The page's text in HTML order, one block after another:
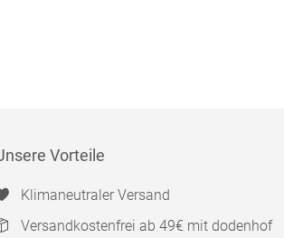
Vorteile
Klimaneutraler Versand
Versandkostenfrei ab 49€ mit dodenhof